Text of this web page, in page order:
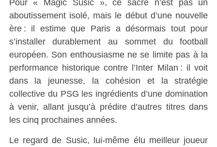
aboutissement isolé, mais le début d’une nouvelle
ère : il estime que Paris a désormais tout pour
s’installer durablement au sommet du football
européen. Son enthousiasme ne se limite pas à la
performance historique contre l’Inter Milan : il voit
dans la jeunesse, la cohésion et la stratégie
collective du PSG les ingrédients d’une domination
à venir, allant jusqu’à prédire d’autres titres dans
les cinq prochaines années.
Le regard de Susic, lui-même élu meilleur joueur